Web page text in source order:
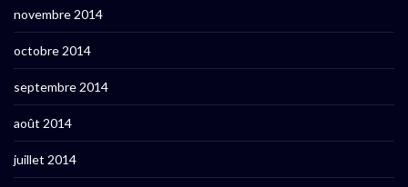
novembre 2014
octobre 2014
septembre 2014
août 2014
juillet 2014